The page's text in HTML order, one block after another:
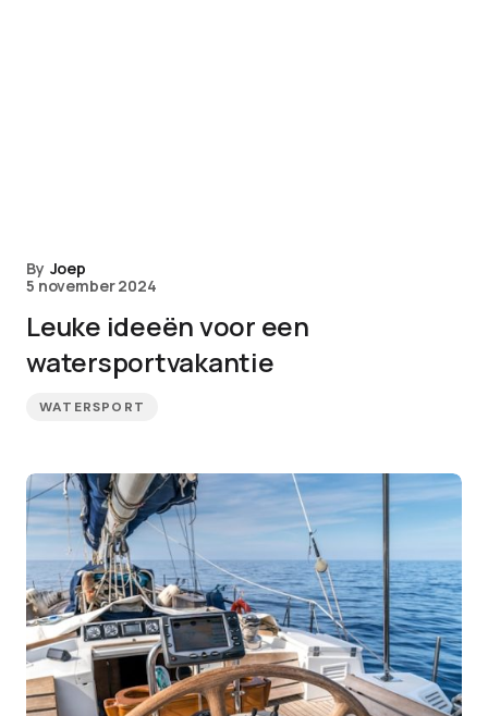
By Joep
5 november 2024
Leuke ideeën voor een
watersportvakantie
WATERSPORT